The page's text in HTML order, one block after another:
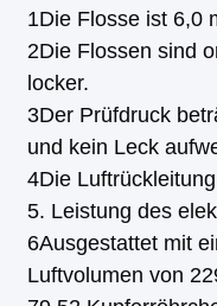
1Die Flosse ist 6,0
2Die Flossen sind
locker.
3Der Prüfdruck
und kein Leck
4Die
5. Leistung des
6Ausgestattet mit
Luftvolumen von